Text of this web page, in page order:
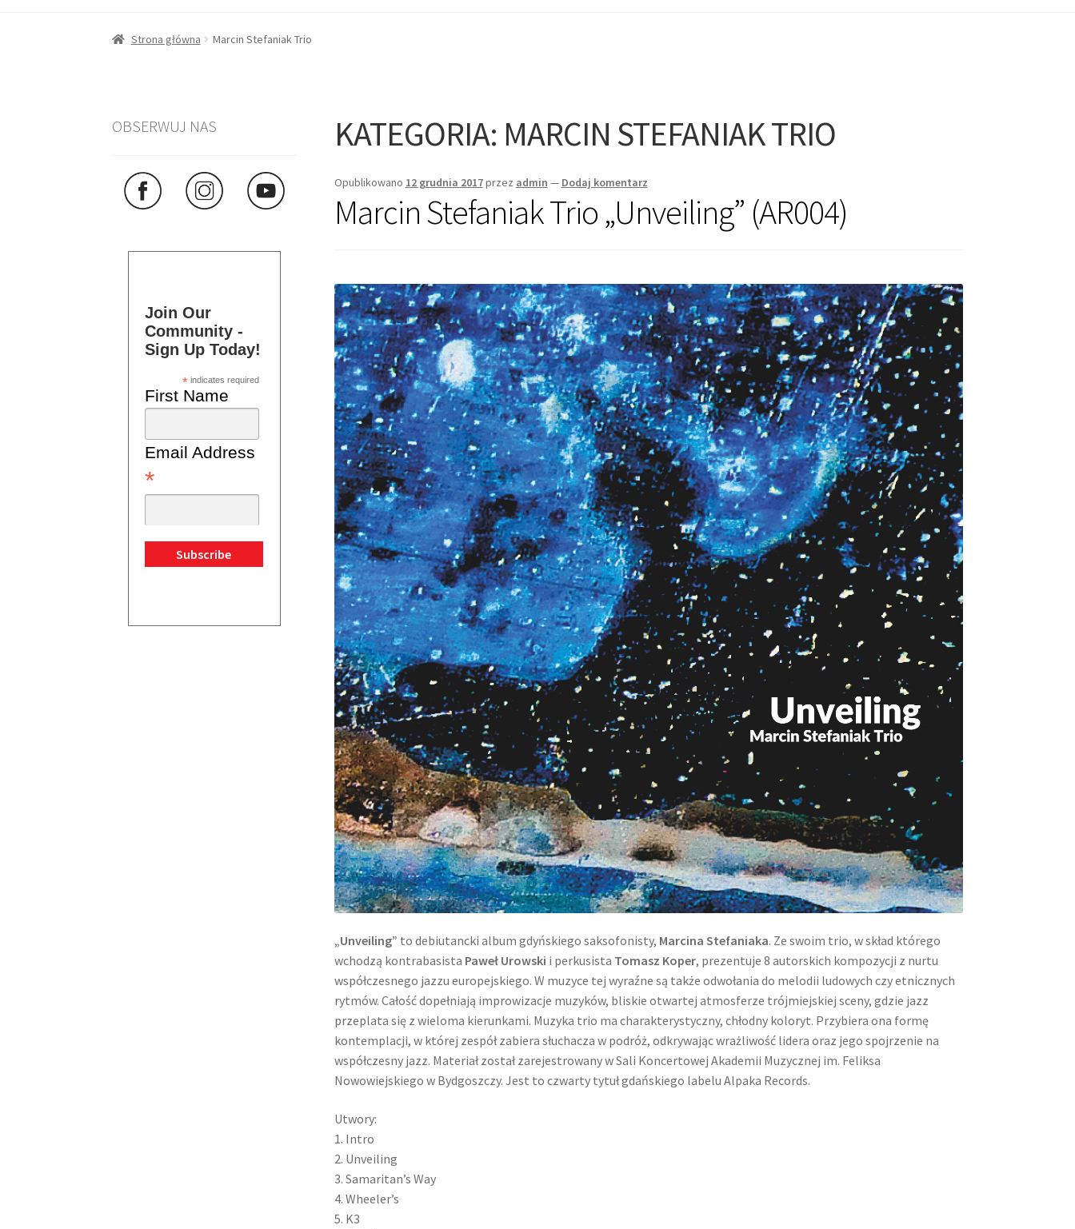
Strona główna Marcin Stefaniak Trio
KATEGORIA: MARCIN STEFANIAK TRIO
Opublikowano 12 grudnia 2017przez admin — Dodaj komentarz
Marcin Stefaniak Trio „Unveiling” (AR004)
„Unveiling” to debiutancki album gdyńskiego saksofonisty, Marcina Stefaniaka. Ze swoim trio, w skład którego
wchodzą kontrabasista Paweł Urowski i perkusista Tomasz Koper, prezentuje 8 autorskich kompozycji z nurtu
współczesnego jazzu europejskiego. W muzyce tej wyraźne są także odwołania do melodii ludowych czy etnicznych
rytmów. Całość dopełniają improwizacje muzyków, bliskie otwartej atmosferze trójmiejskiej sceny, gdzie jazz
przeplata się z wieloma kierunkami. Muzyka trio ma charakterystyczny, chłodny koloryt. Przybiera ona formę
kontemplacji, w której zespół zabiera słuchacza w podróż, odkrywając wrażliwość lidera oraz jego spojrzenie na
współczesny jazz. Materiał został zarejestrowany w Sali Koncertowej Akademii Muzycznej im. Feliksa
Nowowiejskiego w Bydgoszczy. Jest to czwarty tytuł gdańskiego labelu Alpaka Records.
Utwory:
1. Intro
2. Unveiling
3. Samaritan’s Way
4. Wheeler’s
5. K3
OBSERWUJ NAS
Join Our
Community -
Sign Up Today!
* indicates required
First Name
Email Address
*